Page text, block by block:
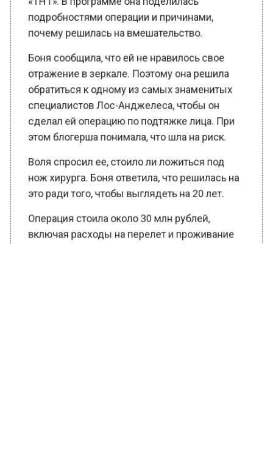
подробностями операции и причинами,
почему решилась на вмешательство.
Боня сообщила, что ей не нравилось свое
отражение в зеркале. Поэтому она решила
обратиться к одному из самых знаменитых
специалистов Лос-Анджелеса, чтобы он
сделал ей операцию по подтяжке лица. При
этом блогерша понимала, что шла на риск.
Воля спросил ее, стоило ли ложиться под
нож хирурга. Боня ответила, что решилась на
это ради того, чтобы выглядеть на 20 лет.
Операция стоила около 30 млн рублей,
включая расходы на перелет и проживание